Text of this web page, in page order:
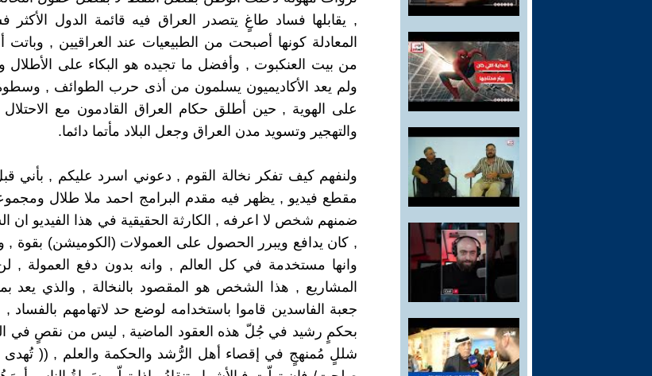
, يقابلها فساد طاغٍ يتصدر العراق فيه قائمة الدول
المعادلة كونها أصبحت من الطبيعيات عند العراقيين , وباتت
من بيت العنكبوت , وأفضل ما تجيده هو البكاء على الأطلال
ولم يعد الأكاديميون يسلمون من أذى حرب الطوائف , وسطوة
على الهوية , حين أطلق حكام العراق القادمون مع الاحتلال
والتهجير وتسويد مدن العراق وجعل البلاد مأتما دائما.
ولنفهم كيف تفكر نخالة القوم , دعوني اسرد عليكم , بأني
مقطع فيديو , يظهر فيه مقدم البرامج احمد ملا طلال
ضمنهم شخص لا اعرفه , الكارثة الحقيقية في هذا الفيديو ان
, كان يدافع ويبرر الحصول على العمولات (الكوميشن) بقوة ,
وانها مستخدمة في كل العالم , وانه بدون دفع العمولة ,
المشاريع , هذا الشخص هو المقصود بالنخالة , والذي يعد
جعبة الفاسدين قاموا باستخدامه لوضع حد لاتهامهم بالفساد ,
بحكمٍ رشيد في جُلّ هذه العقود الماضية , ليس من نقصٍ في
شللٍ مُمنهجٍ في إقصاء أهل الرُّشد والحكمة والعلم , (( تُهدى